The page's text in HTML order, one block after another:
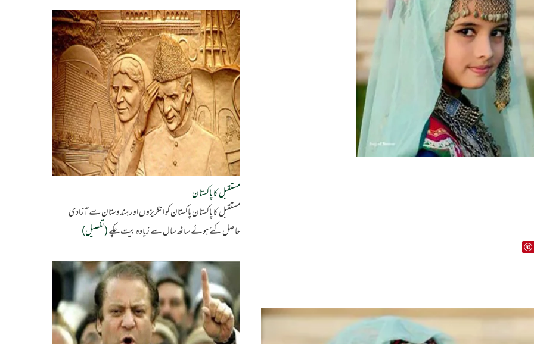
مستقبل کا پاکستان
مستقبل کا پاکستان پاکستان کو انگریزوں اور ہندوستان سے آزادی
حاصل کئے ہوئے ساٹھ سال سے زیادہ بیت چکے(تفصیل)